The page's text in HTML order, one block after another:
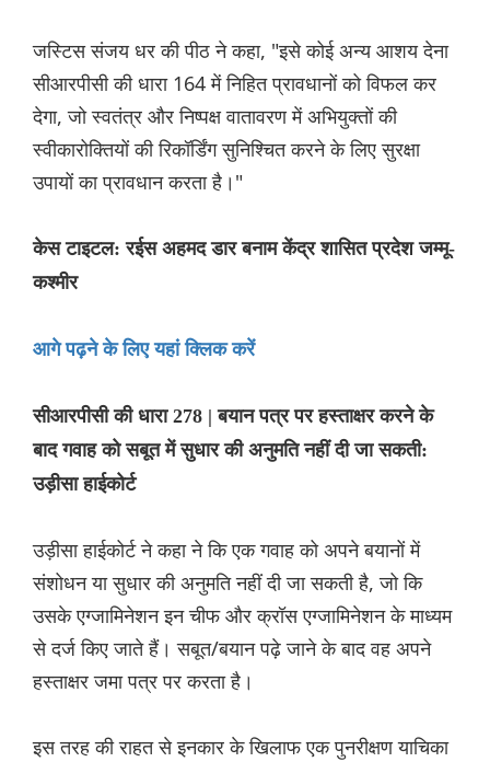
जस्टिस संजय धर की पीठ ने कहा, "इसे कोई अन्य आशय देना
सीआरपीसी की धारा 164 में निहित प्रावधानों को विफल कर
देगा, जो स्वतंत्र और निष्पक्ष वातावरण में अभियुक्तों की
स्वीकारोक्तियों की रिकॉर्डिंग सुनिश्चित करने के लिए सुरक्षा
उपायों का प्रावधान करता है।"
केस टाइटल: रईस अहमद डार बनाम केंद्र शासित प्रदेश जम्मू-
कश्मीर
आगे पढ़ने के लिए यहां क्लिक करें
सीआरपीसी की धारा 278 | बयान पत्र पर हस्ताक्षर करने के
बाद गवाह को सबूत में सुधार की अनुमति नहीं दी जा सकती:
उड़ीसा हाईकोर्ट
उड़ीसा हाईकोर्ट ने कहा ने कि एक गवाह को अपने बयानों में
संशोधन या सुधार की अनुमति नहीं दी जा सकती है, जो कि
उसके एग्जामिनेशन इन चीफ और क्रॉस एग्जामिनेशन के माध्यम
से दर्ज किए जाते हैं। सबूत/बयान पढ़े जाने के बाद वह अपने
हस्ताक्षर जमा पत्र पर करता है।
इस तरह की राहत से इनकार के खिलाफ एक पुनरीक्षण याचिका